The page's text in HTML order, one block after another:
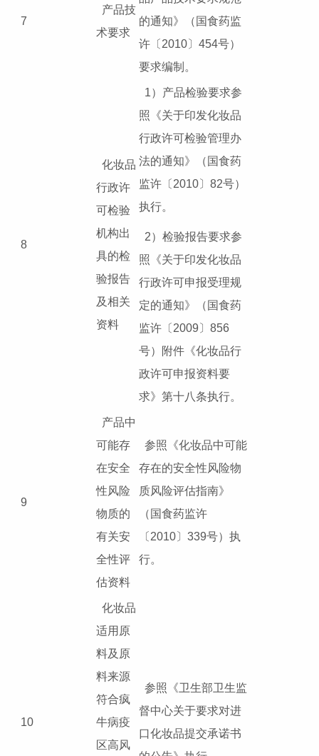
7
产品技
术要求
的通知》（国食药监
许〔2010〕454号）
要求编制。
8
化妆品
行政许
可检验
机构出
具的检
验报告
及相关
资料
1）产品检验要求参
照《关于印发化妆品
行政许可检验管理办
法的通知》（国食药
监许〔2010〕82号）
执行。
2）检验报告要求参
照《关于印发化妆品
行政许可申报受理规
定的通知》（国食药
监许〔2009〕856
号）附件《化妆品行
政许可申报资料要
求》第十八条执行。
9
产品中
可能存
在安全
性风险
物质的
有关安
全性评
估资料
参照《化妆品中可能
存在的安全性风险物
质风险评估指南》
（国食药监许
〔2010〕339号）执
行。
10
化妆品
适用原
料及原
料来源
符合疯
牛病疫
区高风
参照《卫生部卫生监
督中心关于要求对进
口化妆品提交承诺书